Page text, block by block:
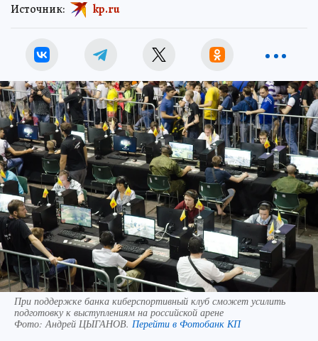
Источник: kp.ru
При поддержке банка киберспортивный клуб сможет усилить
подготовку к выступлениям на российской арене
Фото: Андрей ЦЫГАНОВ. Перейти в Фотобанк КП